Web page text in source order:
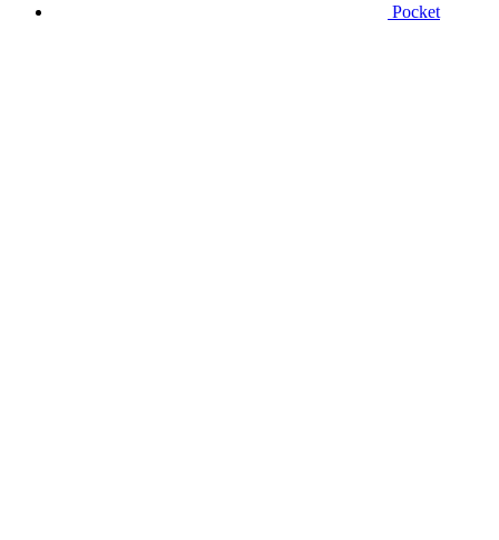
Pocket